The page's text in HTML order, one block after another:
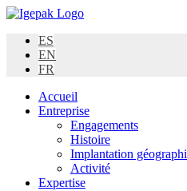
Skip
contentES
EN
FR
Accueil
Entreprise
Engagements
Histoire
Implantation
Activité
Expertise